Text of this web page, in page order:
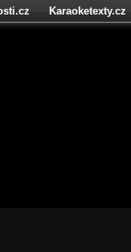
Karaoketexty.cz